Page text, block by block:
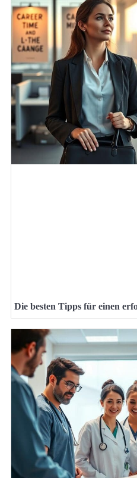
Die besten Tipps für einen